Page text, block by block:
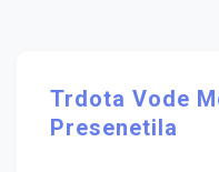
Trdota Vode
Presenetila